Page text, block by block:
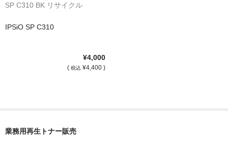
SP C310 BK リサイクル
IPSiO SP C310
¥4,000
( 税込 ¥4,400 )
業務用再生トナー販売